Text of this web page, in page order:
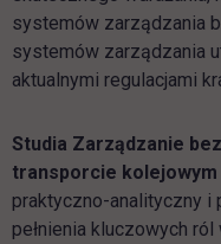
systemów zarządzania
systemów zarządzania
aktualnymi regulacjami
Studia Zarządzanie
transporcie kolejowym
praktyczno-analityczny i
pełnienia kluczowych